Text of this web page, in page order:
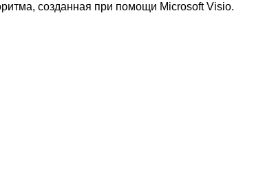
созданная при помощи Microsoft Visio.